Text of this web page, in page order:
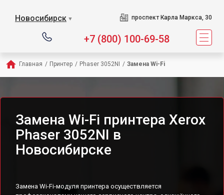
Новосибирск ▼ проспект Карла Маркса, 30
+7 (800) 100-69-58
Главная / Принтер / Phaser 3052NI / Замена Wi-Fi
Замена Wi-Fi принтера Xerox
Phaser 3052NI в
Новосибирске
Замена Wi-Fi-модуля принтера осуществляется